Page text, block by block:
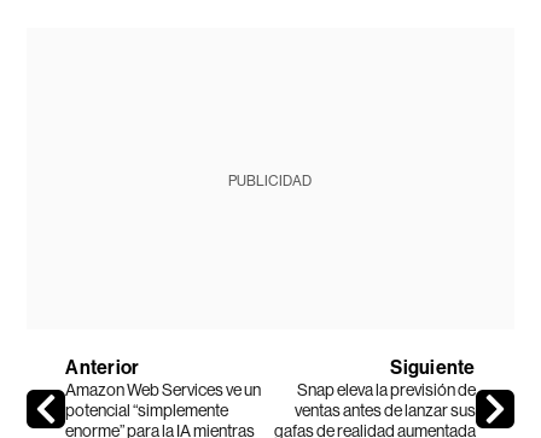
PUBLICIDAD
Anterior
Amazon Web Services ve un
potencial “simplemente
enorme” para la IA mientras
Siguiente
Snap eleva la previsión de
ventas antes de lanzar sus
gafas de realidad aumentada